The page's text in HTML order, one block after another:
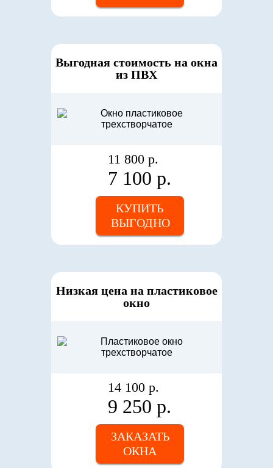
Выгодная стоимость на окна
из ПВХ
11 800 р.
7 100 р.
КУПИТЬ
ВЫГОДНО
Низкая цена на пластиковое
окно
14 100 р.
9 250 р.
ЗАКАЗАТЬ
ОКНА